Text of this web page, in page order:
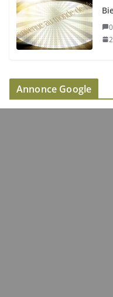
Annonce Google